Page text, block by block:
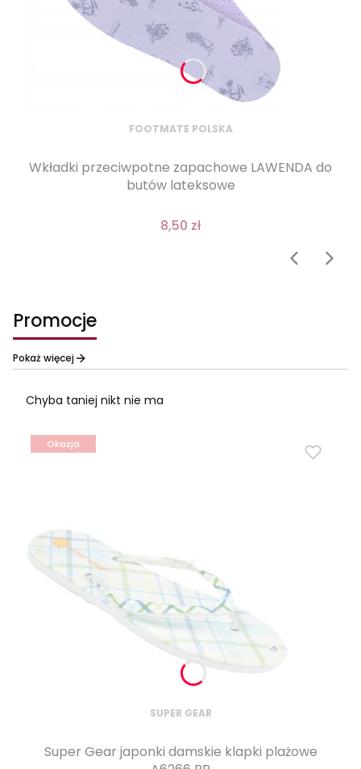
FOOTMATE POLSKA
Wkładki przeciwpotne zapachowe LAWENDA do
butów lateksowe
8,50 zł
Promocje
Pokaż więcej
Chyba taniej nikt nie ma
Okazja
SUPER GEAR
Super Gear japonki damskie klapki plażowe